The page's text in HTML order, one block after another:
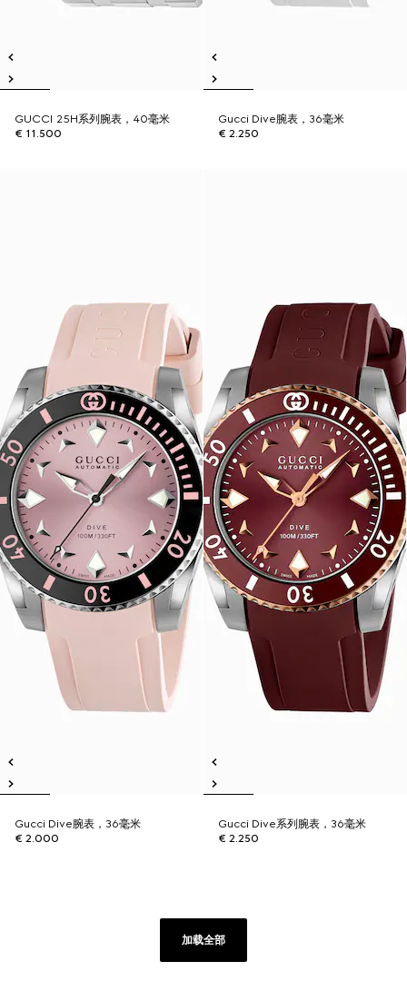
GUCCI 25H系列腕表，40毫米
€ 11.500
Gucci Dive腕表，36毫米
€ 2.250
Gucci Dive腕表，36毫米
€ 2.000
Gucci Dive系列腕表，36毫米
€ 2.250
加载全部